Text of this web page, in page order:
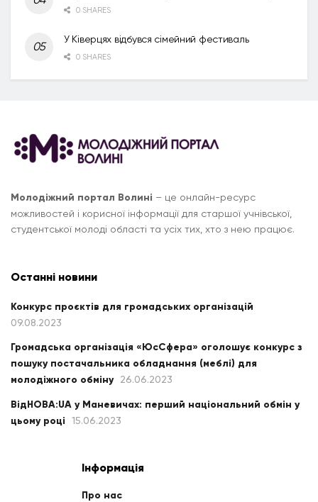
0 SHARES
У Ківерцях відбувся сімейний фестиваль
0 SHARES
Молодіжний портал Волині – це онлайн-ресурс
можливостей і корисної інформації для старшої учнівської,
студентської молоді області та усіх тих, хто з нею працює.
Останні новини
Конкурс проєктів для громадських організацій
09.08.2023
Громадська організація «ЮсСфера» оголошує конкурс з
пошуку постачальника обладнання (меблі) для
молодіжного обміну
26.06.2023
ВідНОВА:UA у Маневичах: перший національний обмін у
цьому році
15.06.2023
Інформація
Про нас